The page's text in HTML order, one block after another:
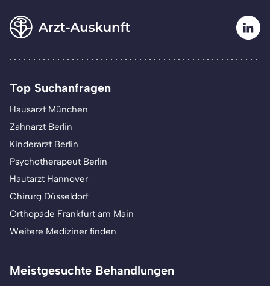
Top Suchanfragen
Hausarzt München
Zahnarzt Berlin
Kinderarzt Berlin
Psychotherapeut Berlin
Hautarzt Hannover
Chirurg Düsseldorf
Orthopäde Frankfurt am Main
Weitere Mediziner finden
Meistgesuchte Behandlungen